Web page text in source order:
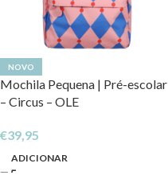
NOVO
Mochila Pequena | Pré-escolar
– Circus – OLE
€39,95
ADICIONAR